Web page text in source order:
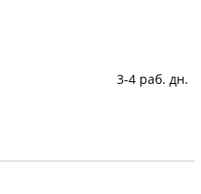
3-4 раб. дн.